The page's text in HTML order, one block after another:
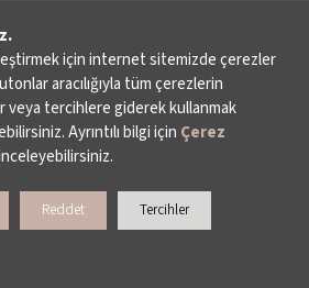
için internet sitemizde çerezler
aracılığıyla tüm çerezlerin
veya tercihlere giderek kullanmak
Ayrıntılı bilgi için Çerez
Reddet Tercihler